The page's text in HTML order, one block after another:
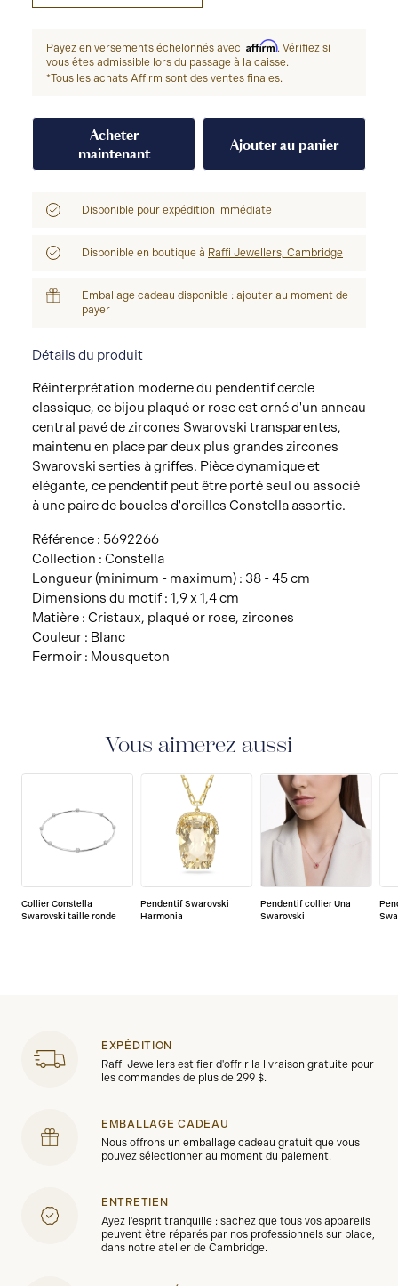
Payez en versements échelonnés avec Affirm. Vérifiez si
vous êtes admissible lors du passage à la caisse.
*Tous les achats Affirm sont des ventes finales.
Acheter
maintenant
Ajouter au panier
Disponible pour expédition immédiate
Disponible en boutique à Raffi Jewellers, Cambridge
Emballage cadeau disponible : ajouter au moment de
payer
Détails du produit
Réinterprétation moderne du pendentif cercle
classique, ce bijou plaqué or rose est orné d'un anneau
central pavé de zircones Swarovski transparentes,
maintenu en place par deux plus grandes zircones
Swarovski serties à griffes. Pièce dynamique et
élégante, ce pendentif peut être porté seul ou associé
à une paire de boucles d'oreilles Constella assortie.
Référence : 5692266
Collection : Constella
Longueur (minimum - maximum) : 38 - 45 cm
Dimensions du motif : 1,9 x 1,4 cm
Matière : Cristaux, plaqué or rose, zircones
Couleur : Blanc
Fermoir : Mousqueton
Vous aimerez aussi
Collier Constella
Swarovski taille ronde
Pendentif Swarovski
Harmonia
Pendentif collier Una
Swarovski
EXPÉDITION
Raffi Jewellers est fier d'offrir la livraison gratuite pour
les commandes de plus de 299 $.
EMBALLAGE CADEAU
Nous offrons un emballage cadeau gratuit que vous
pouvez sélectionner au moment du paiement.
ENTRETIEN
Ayez l'esprit tranquille : sachez que tous vos appareils
peuvent être réparés par nos professionnels sur place,
dans notre atelier de Cambridge.